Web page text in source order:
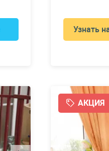
Узнать
АКЦИЯ